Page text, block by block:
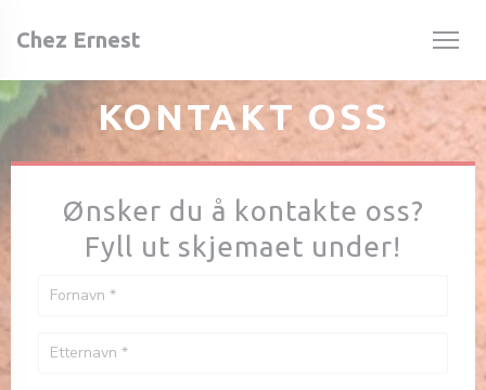
Chez Ernest
KONTAKT OSS
Ønsker du å kontakte oss?
Fyll ut skjemaet under!